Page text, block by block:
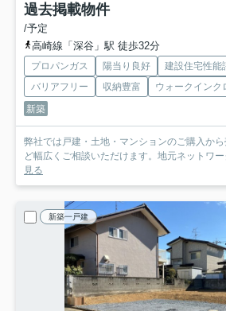
過去掲載物件
/予定
高崎線「深谷」駅 徒歩32分
プロパンガス 陽当り良好
建設住宅性能
バリアフリー
収納豊富
ウォークインク
新築
弊社では戸建・土地・マンションのご購入か
ど幅広くご相談いただけます。地元ネットワー
見る
新築一戸建